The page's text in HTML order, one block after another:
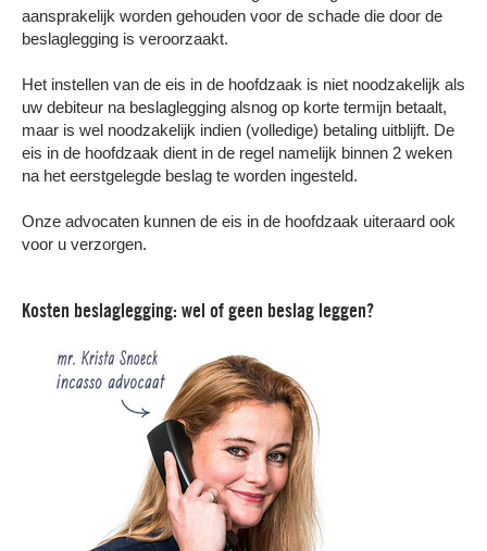
aansprakelijk worden gehouden voor de schade die door de
beslaglegging is veroorzaakt.
Het instellen van de eis in de hoofdzaak is niet noodzakelijk als
uw debiteur na beslaglegging alsnog op korte termijn betaalt,
maar is wel noodzakelijk indien (volledige) betaling uitblijft. De
eis in de hoofdzaak dient in de regel namelijk binnen 2 weken
na het eerstgelegde beslag te worden ingesteld.
Onze advocaten kunnen de eis in de hoofdzaak uiteraard ook
voor u verzorgen.
Kosten beslaglegging: wel of geen beslag leggen?